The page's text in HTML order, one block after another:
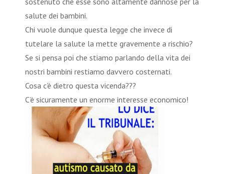
salute dei bambini.
Chi vuole dunque questa legge che invece di
tutelare la salute la mette gravemente a rischio?
Se si pensa poi che stiamo parlando della vita dei
nostri bambini restiamo davvero costernati.
Cosa c’è dietro questa vicenda???
C’è sicuramente un enorme interesse economico!